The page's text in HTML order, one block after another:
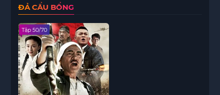
ĐẢ CẨU BỔNG
Tập 50/70